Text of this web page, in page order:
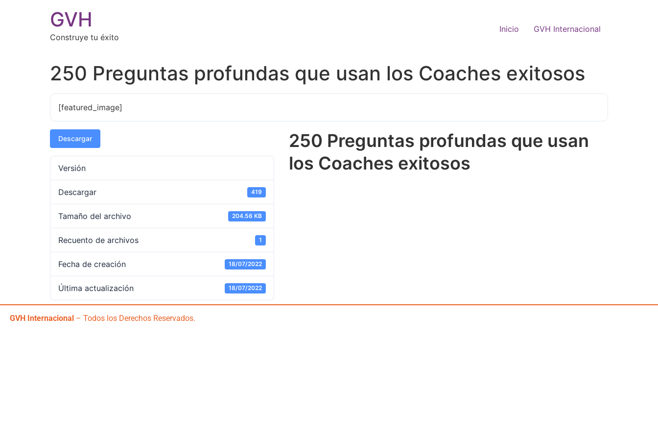
GVH
Construye tu éxito
Inicio GVH Internacional
250 Preguntas profundas que usan los Coaches exitosos
[featured_image]
Descargar
Versión
Descargar 419
Tamaño del archivo 204.56 KB
Recuento de archivos 1
Fecha de creación 18/07/2022
Última actualización 18/07/2022
250 Preguntas profundas que usan
los Coaches exitosos
GVH Internacional – Todos los Derechos Reservados.